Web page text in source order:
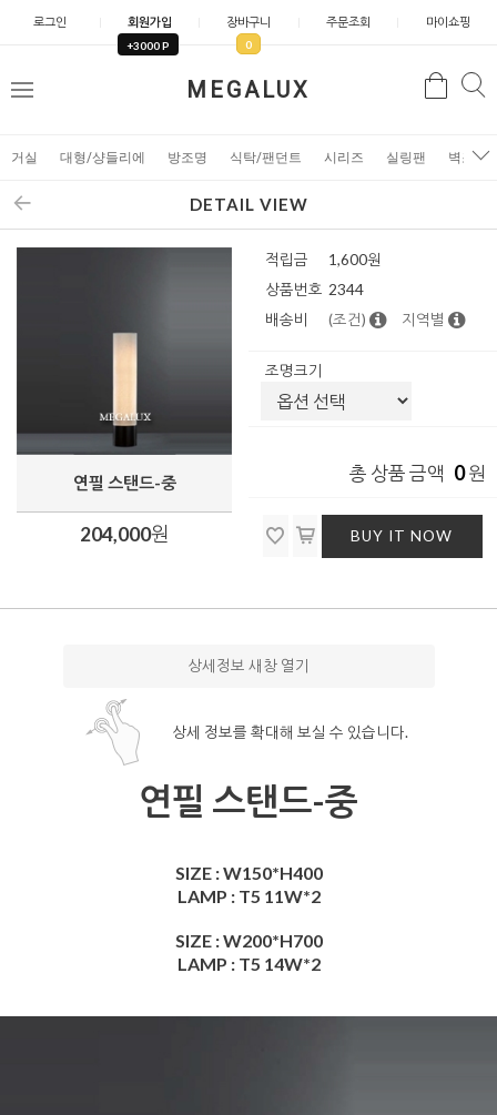
로그인 회원가입
+3000 P
장바구니
0
주문조회 마이쇼핑
MEGALUX
메
검
거실 대형/샹들리에 방조명 식탁/팬던트 시리즈 실링팬 벽조명
DETAIL VIEW
연필 스탠드-중
204,000원
적립금
1,600원
상품번호 2344
배송비
(조건) 지역별
조명크기
총 상품 금액 0원
BUY IT NOW
상세정보 새창 열기
상세 정보를 확대해 보실 수 있습니다.
연필 스탠드-중
SIZE : W150*H400
LAMP : T5 11W*2
SIZE : W200*H700
LAMP : T5 14W*2